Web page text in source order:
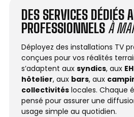
DES SERVICES DÉDIÉS
PROFESSIONNELS À
Déployez des installations TV
conçues pour vos réalités
s’adaptent aux syndics, aux
hôtelier, aux bars, aux
collectivités locales. Chaque
pensé pour assurer une
usage simple au quotidien.